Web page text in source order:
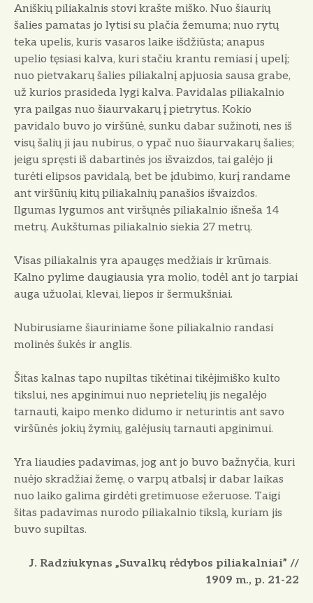
Aniškių piliakalnis stovi krašte miško. Nuo šiaurių
šalies pamatas jo lytisi su plačia žemuma; nuo rytų
teka upelis, kuris vasaros laike išdžiūsta; anapus
upelio tęsiasi kalva, kuri stačiu krantu remiasi į upelį;
nuo pietvakarų šalies piliakalnį apjuosia sausa grabe,
už kurios prasideda lygi kalva. Pavidalas piliakalnio
yra pailgas nuo šiaurvakarų į pietrytus. Kokio
pavidalo buvo jo viršūnė, sunku dabar sužinoti, nes iš
visų šalių ji jau nubirus, o ypač nuo šiaurvakarų šalies;
jeigu spręsti iš dabartinės jos išvaizdos, tai galėjo ji
turėti elipsos pavidalą, bet be įdubimo, kurį randame
ant viršūnių kitų piliakalnių panašios išvaizdos.
Ilgumas lygumos ant viršųnės piliakalnio išneša 14
metrų. Aukštumas piliakalnio siekia 27 metrų.
Visas piliakalnis yra apaugęs medžiais ir krūmais.
Kalno pylime daugiausia yra molio, todėl ant jo tarpiai
auga užuolai, klevai, liepos ir šermukšniai.
Nubirusiame šiauriniame šone piliakalnio randasi
molinės šukės ir anglis.
Šitas kalnas tapo nupiltas tikėtinai tikėjimiško kulto
tikslui, nes apginimui nuo neprietelių jis negalėjo
tarnauti, kaipo menko didumo ir neturintis ant savo
viršūnės jokių žymių, galėjusių tarnauti apginimui.
Yra liaudies padavimas, jog ant jo buvo bažnyčia, kuri
nuėjo skradžiai žemę, o varpų atbalsį ir dabar laikas
nuo laiko galima girdėti gretimuose ežeruose. Taigi
šitas padavimas nurodo piliakalnio tikslą, kuriam jis
buvo supiltas.
J. Radziukynas „Suvalkų rėdybos piliakalniai” //
1909 m., p. 21-22